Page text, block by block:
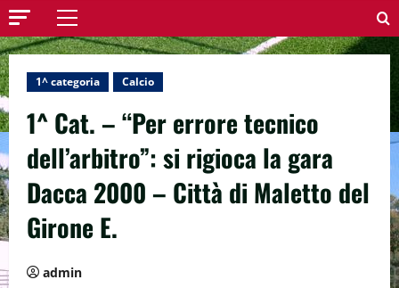
Menu
principale
1^ categoria Calcio
1^ Cat. – “Per errore tecnico
dell’arbitro”: si rigioca la gara
Dacca 2000 – Città di Maletto del
Girone E.
admin